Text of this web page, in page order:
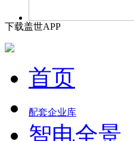
下载盖世APP
首页
配套企业库
智电全景